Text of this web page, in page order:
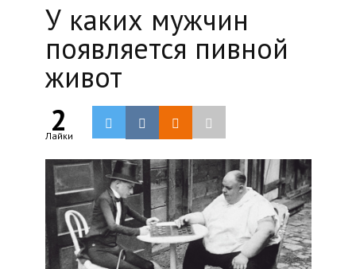
У каких мужчин
появляется пивной
живот
2
Лайки